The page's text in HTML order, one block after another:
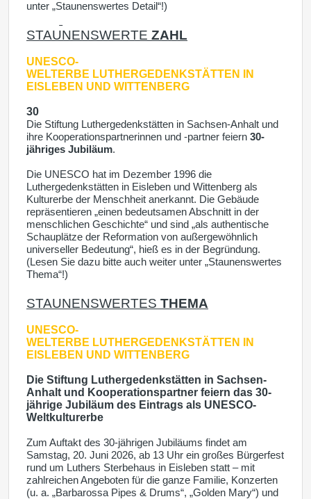
unter „Staunenswertes Detail“!)
STAUNENSWERTE ZAHL
UNESCO-
WELTERBE LUTHERGEDENKSTÄTTEN IN
EISLEBEN UND WITTENBERG
30
Die Stiftung Luthergedenkstätten in Sachsen-Anhalt und
ihre Kooperationspartnerinnen und -partner feiern 30-
jähriges Jubiläum.
Die UNESCO hat im Dezember 1996 die
Luthergedenkstätten in Eisleben und Wittenberg als
Kulturerbe der Menschheit anerkannt. Die Gebäude
repräsentieren „einen bedeutsamen Abschnitt in der
menschlichen Geschichte“ und sind „als authentische
Schauplätze der Reformation von außergewöhnlich
universeller Bedeutung“, hieß es in der Begründung.
(Lesen Sie dazu bitte auch weiter unter „Staunenswertes
Thema“!)
STAUNENSWERTES THEMA
UNESCO-
WELTERBE LUTHERGEDENKSTÄTTEN IN
EISLEBEN UND WITTENBERG
Die Stiftung Luthergedenkstätten in Sachsen-
Anhalt und Kooperationspartner feiern das 30-
jährige Jubiläum des Eintrags als UNESCO-
Weltkulturerbe
Zum Auftakt des 30-jährigen Jubiläums findet am
Samstag, 20. Juni 2026, ab 13 Uhr ein großes Bürgerfest
rund um Luthers Sterbehaus in Eisleben statt – mit
zahlreichen Angeboten für die ganze Familie, Konzerten
(u. a. „Barbarossa Pipes & Drums“, „Golden Mary“) und